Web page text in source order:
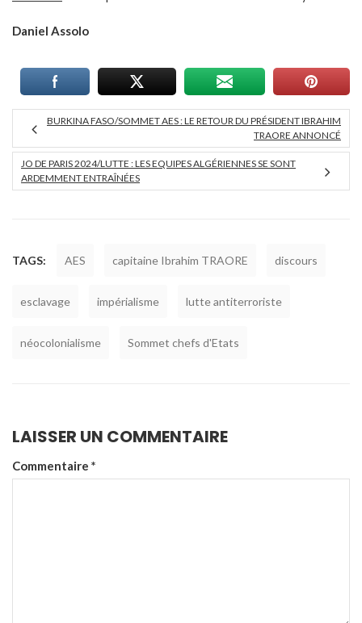
Daniel Assolo
BURKINA FASO/SOMMET AES : LE RETOUR DU PRÉSIDENT IBRAHIM
TRAORE ANNONCÉ
JO DE PARIS 2024/LUTTE : LES EQUIPES ALGÉRIENNES SE SONT
ARDEMMENT ENTRAÎNÉES
TAGS: AES capitaine Ibrahim TRAORE discours
esclavage impérialisme lutte antiterroriste
néocolonialisme Sommet chefs d'Etats
LAISSER UN COMMENTAIRE
Commentaire *